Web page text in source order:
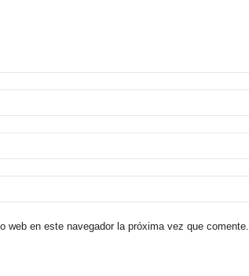
web en este navegador la próxima vez que comente.